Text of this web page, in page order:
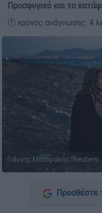
Προσφυγικό και το
🕛 χρόνος ανάγνωσης: 4
Γιάννης Μπεχράκης/Reuters
Προσθέστε